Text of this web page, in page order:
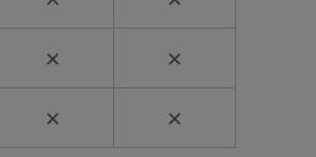
✕ ✕
✕ ✕